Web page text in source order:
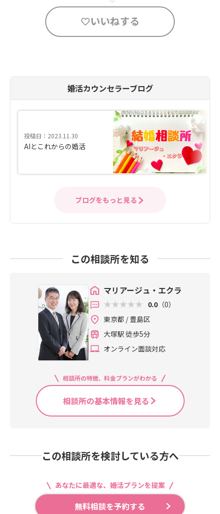
いいねする
婚活カウンセラーブログ
投稿日：2023.11.30
AIとこれからの婚活
ブログをもっと見る
この相談所を知る
マリアージュ・エクラ
0.0 （0）
東京都 / 豊島区
大塚駅 徒歩5分
オンライン面談対応
相談所の特徴、料金プランがわかる
相談所の基本情報を見る
この相談所を検討している方へ
あなたに最適な、婚活プランを提案
無料相談を予約する